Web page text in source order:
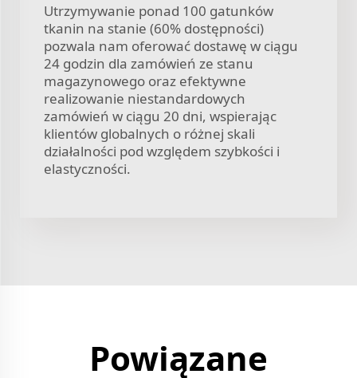
Utrzymywanie ponad 100 gatunków
tkanin na stanie (60% dostępności)
pozwala nam oferować dostawę w ciągu
24 godzin dla zamówień ze stanu
magazynowego oraz efektywne
realizowanie niestandardowych
zamówień w ciągu 20 dni, wspierając
klientów globalnych o różnej skali
działalności pod względem szybkości i
elastyczności.
Powiązane